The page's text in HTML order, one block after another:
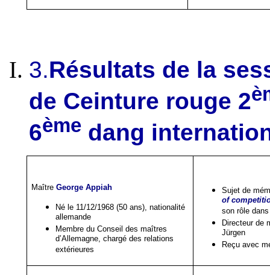
3.Résultats de la
de Ceinture rouge 2
6ème dang
Maître George Appiah
Né le 11/12/1968(50 ans), nationalité
allemande
Membre du Conseil des maîtres
d’Allemagne, chargé des relations
extérieures
Sujet de
of
son rôle
Directeur de
Jürgen
Reçu avec